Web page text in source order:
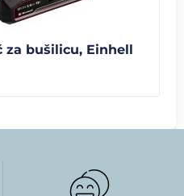
bušilicu, Einhell